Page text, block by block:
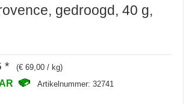
gedroogd, 40 g,
* (€ 69,00 / kg)
Artikelnummer: 32741